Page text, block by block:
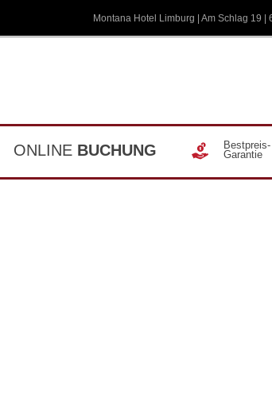
Montana Hotel Limburg | Am Schlag 19 |
ONLINE BUCHUNG
Bestpreis-
Garantie